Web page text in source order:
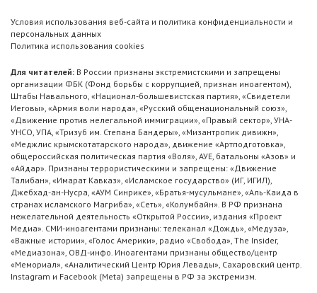
Условия использования веб-сайта и политика конфиденциальности и
персональных данных
Политика использования cookies
Для читателей: В России признаны экстремистскими и запрещены
организации ФБК (Фонд борьбы с коррупцией, признан иноагентом),
Штабы Навального, «Национал-большевистская партия», «Свидетели
Иеговы», «Армия воли народа», «Русский общенациональный союз»,
«Движение против нелегальной иммиграции», «Правый сектор», УНА-
УНСО, УПА, «Тризуб им. Степана Бандеры», «Мизантропик дивижн»,
«Меджлис крымскотатарского народа», движение «Артподготовка»,
общероссийская политическая партия «Воля», АУЕ, батальоны «Азов» и
«Айдар». Признаны террористическими и запрещены: «Движение
Талибан», «Имарат Кавказ», «Исламское государство» (ИГ, ИГИЛ),
Джебхад-ан-Нусра, «АУМ Синрике», «Братья-мусульмане», «Аль-Каида в
странах исламского Магриба», «Сеть», «Колумбайн». В РФ признана
нежелательной деятельность «Открытой России», издания «Проект
Медиа». СМИ-иноагентами признаны: телеканал «Дождь», «Медуза»,
«Важные истории», «Голос Америки», радио «Свобода», The Insider,
«Медиазона», ОВД-инфо. Иноагентами признаны общество/центр
«Мемориал», «Аналитический Центр Юрия Левады», Сахаровский центр.
Instagram и Facebook (Metа) запрещены в РФ за экстремизм.